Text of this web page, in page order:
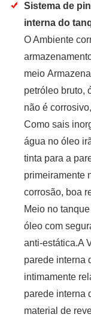
Sistema de
interna do
O Ambiente
meio
petróleo bruto,
não é
Como sais
água no óleo
tinta para a
primeiramente
corrosão, boa
Meio no
óleo com
anti-estática.A
parede interna
intimamente
parede interna
material de